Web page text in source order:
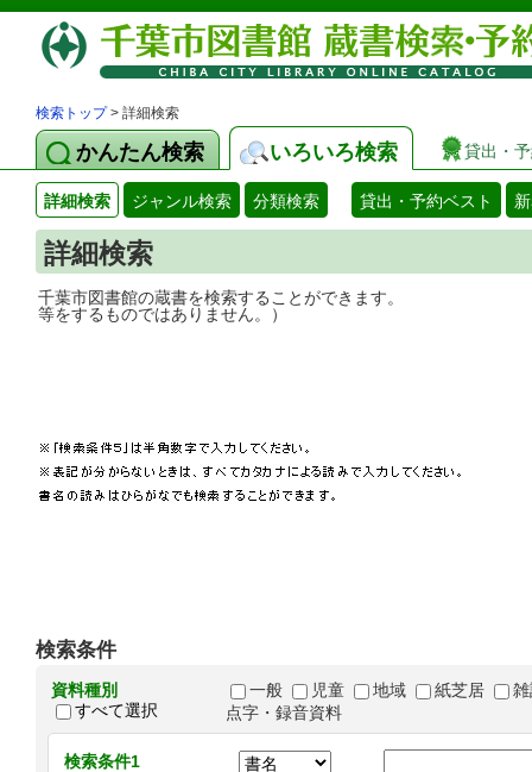
検索トップ> 詳細検索
かんたん検索 いろいろ検索 貸出・
詳細検索 ジャンル検索 分類検索 貸出・予約ベスト
詳細検索
千葉市図書館の蔵書を検索することがで
等をするものではありません。）
検索条件
資料種別
すべて選択
一般 児童 地域 紙芝居
点字・録音資料
検索条件1